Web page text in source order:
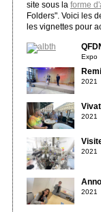
site sous la forme
Folders". Voici les
les vignettes pour
Expo
2021
2021
2021
2021